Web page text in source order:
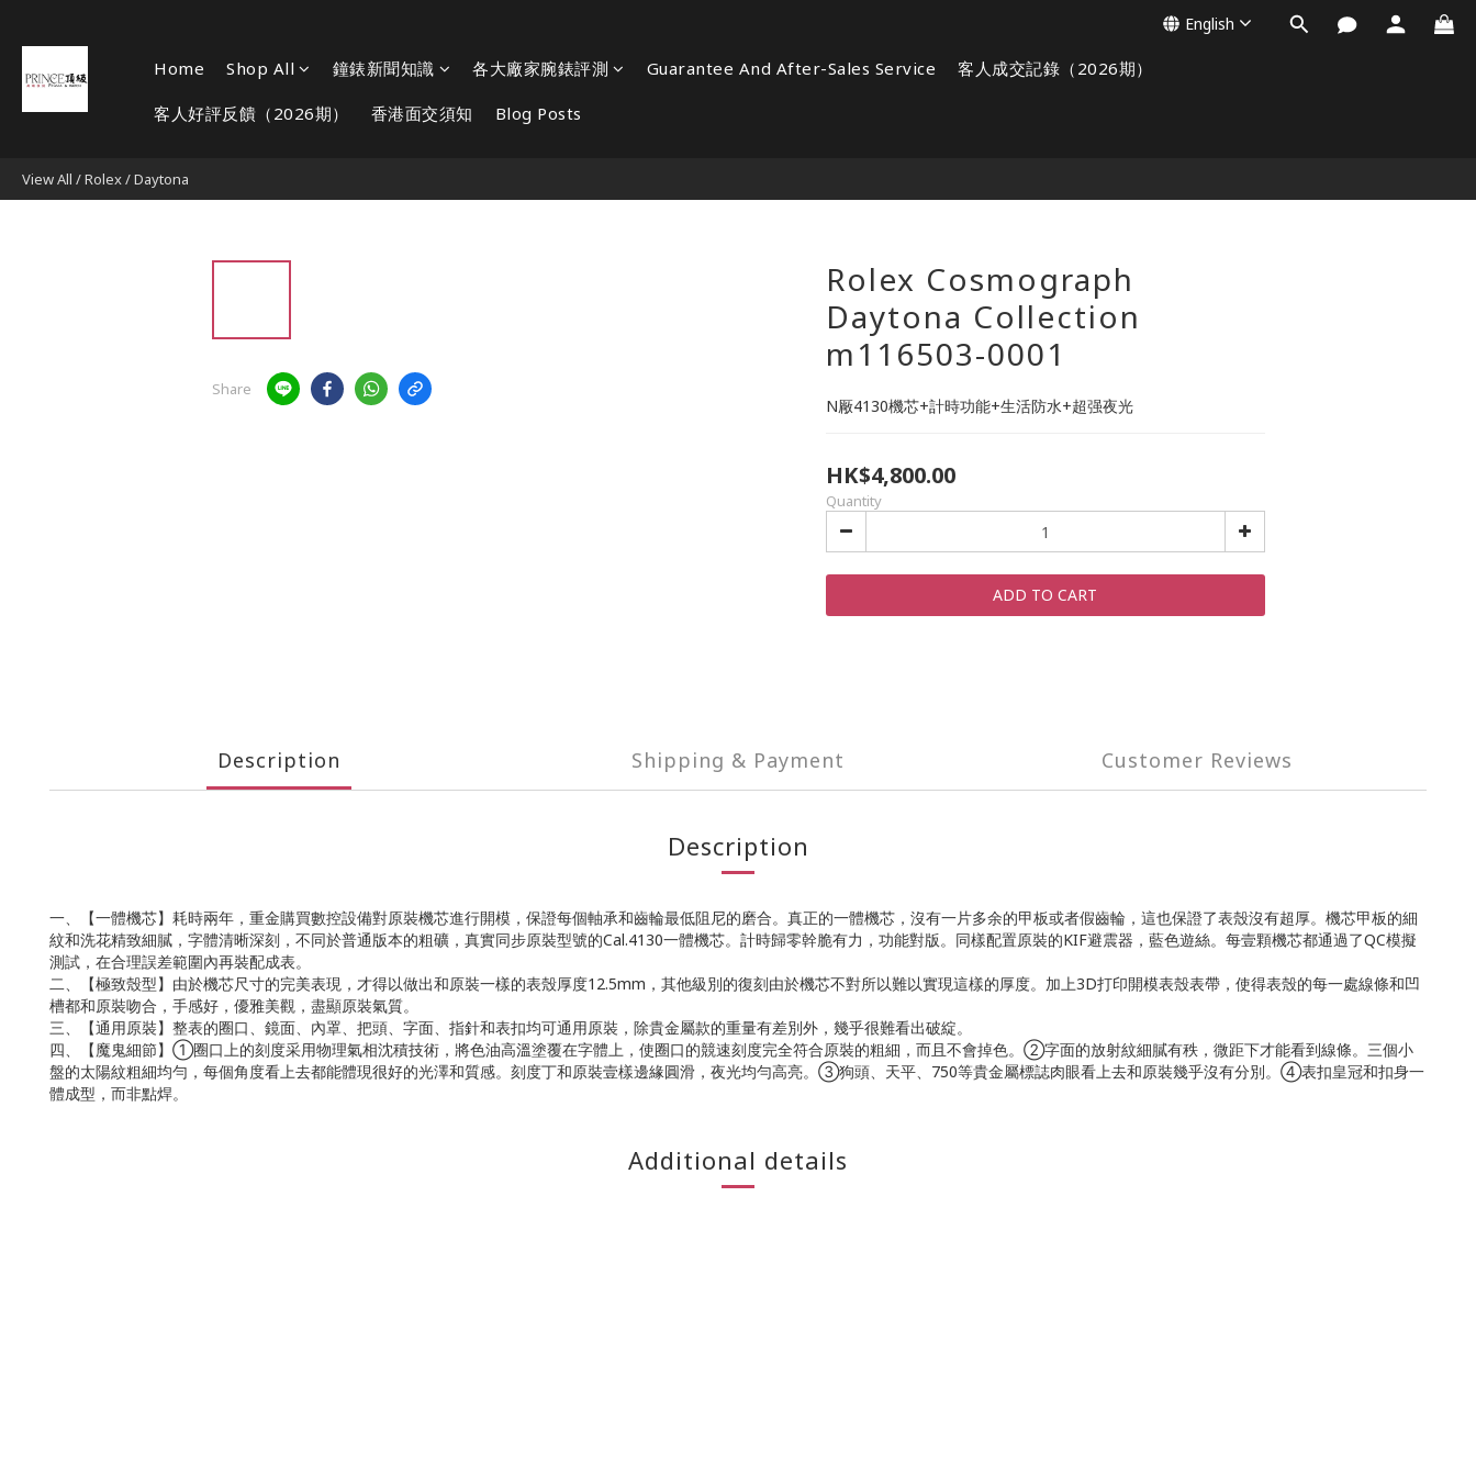
Home Shop All 鐘錶新聞知識 各大廠家腕錶評測 Guarantee And After-Sales Service 客人成交記錄（2026期）
客人好評反饋（2026期） 香港面交須知 Blog Posts
English
View All /Rolex/Daytona
Share
Rolex Cosmograph
Daytona Collection
m116503-0001
N厰4130機芯+計時功能+生活防水+超强夜光
HK$4,800.00
Quantity
ADD TO CART
Description Shipping & Payment Customer Reviews
Description
一、【一體機芯】耗時兩年，重金購買數控設備對原裝機芯進行開模，保證每個軸承和齒輪最低阻尼的磨合。真正的一體機芯，沒有一片多余的甲板或者假齒輪，這也保證了表殼沒有超厚。機芯甲板的細
紋和洗花精致細膩，字體清晰深刻，不同於普通版本的粗礦，真實同步原裝型號的Cal.4130一體機芯。計時歸零幹脆有力，功能對版。同樣配置原裝的KIF避震器，藍色遊絲。每壹顆機芯都通過了QC模擬
測試，在合理誤差範圍內再裝配成表。
二、【極致殼型】由於機芯尺寸的完美表現，才得以做出和原裝一樣的表殼厚度12.5mm，其他級別的復刻由於機芯不對所以難以實現這樣的厚度。加上3D打印開模表殼表帶，使得表殼的每一處線條和凹
槽都和原裝吻合，手感好，優雅美觀，盡顯原裝氣質。
三、【通用原裝】整表的圈口、鏡面、內罩、把頭、字面、指針和表扣均可通用原裝，除貴金屬款的重量有差別外，幾乎很難看出破綻。
四、【魔鬼細節】➀圈口上的刻度采用物理氣相沈積技術，將色油高溫塗覆在字體上，使圈口的競速刻度完全符合原裝的粗細，而且不會掉色。➁字面的放射紋細膩有秩，微距下才能看到線條。三個小
盤的太陽紋粗細均勻，每個角度看上去都能體現很好的光澤和質感。刻度丁和原裝壹樣邊緣圓滑，夜光均勻高亮。➂狗頭、天平、750等貴金屬標誌肉眼看上去和原裝幾乎沒有分別。➃表扣皇冠和扣身一
體成型，而非點焊。
Additional details